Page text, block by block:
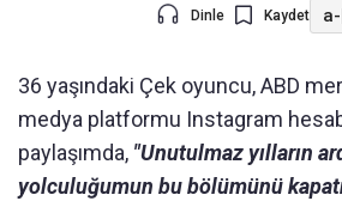
Dinle Kaydet a-
36 yaşındaki Çek oyuncu, ABD
medya platformu Instagram
paylaşımda, "Unutulmaz yılların
yolculuğumun bu bölümünü